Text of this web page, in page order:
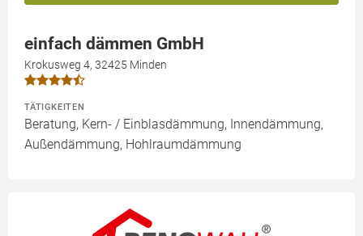
einfach dämmen GmbH
Krokusweg 4, 32425 Minden
TÄTIGKEITEN
Beratung, Kern- / Einblasdämmung, Innendämmung,
Außendämmung, Hohlraumdämmung